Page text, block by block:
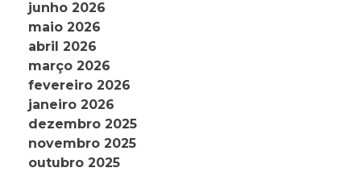
junho 2026
maio 2026
abril 2026
março 2026
fevereiro 2026
janeiro 2026
dezembro 2025
novembro 2025
outubro 2025